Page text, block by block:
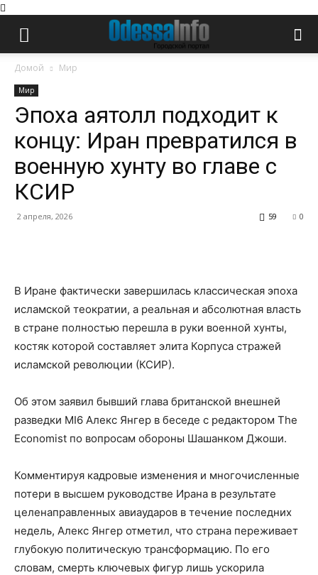
Домой Мир
Мир
Эпоха аятолл подходит к
концу: Иран превратился в
военную хунту во главе с
КСИР
2 апреля, 2026 0
59
В Иране фактически завершилась классическая эпоха
исламской теократии, а реальная и абсолютная власть
в стране полностью перешла в руки военной хунты,
костяк которой составляет элита Корпуса стражей
исламской революции (КСИР).
Об этом заявил бывший глава британской внешней
разведки MI6 Алекс Янгер в беседе с редактором The
Economist по вопросам обороны Шашанком Джоши.
Комментируя кадровые изменения и многочисленные
потери в высшем руководстве Ирана в результате
целенаправленных авиаударов в течение последних
недель, Алекс Янгер отметил, что страна переживает
глубокую политическую трансформацию. По его
словам, смерть ключевых фигур лишь ускорила